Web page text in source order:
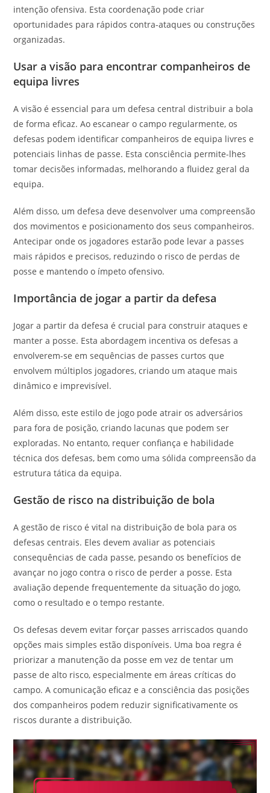
intenção ofensiva. Esta coordenação pode criar
oportunidades para rápidos contra-ataques ou construções
organizadas.
Usar a visão para encontrar companheiros de
equipa livres
A visão é essencial para um defesa central distribuir a bola
de forma eficaz. Ao escanear o campo regularmente, os
defesas podem identificar companheiros de equipa livres e
potenciais linhas de passe. Esta consciência permite-lhes
tomar decisões informadas, melhorando a fluidez geral da
equipa.
Além disso, um defesa deve desenvolver uma compreensão
dos movimentos e posicionamento dos seus companheiros.
Antecipar onde os jogadores estarão pode levar a passes
mais rápidos e precisos, reduzindo o risco de perdas de
posse e mantendo o ímpeto ofensivo.
Importância de jogar a partir da defesa
Jogar a partir da defesa é crucial para construir ataques e
manter a posse. Esta abordagem incentiva os defesas a
envolverem-se em sequências de passes curtos que
envolvem múltiplos jogadores, criando um ataque mais
dinâmico e imprevisível.
Além disso, este estilo de jogo pode atrair os adversários
para fora de posição, criando lacunas que podem ser
exploradas. No entanto, requer confiança e habilidade
técnica dos defesas, bem como uma sólida compreensão da
estrutura tática da equipa.
Gestão de risco na distribuição de bola
A gestão de risco é vital na distribuição de bola para os
defesas centrais. Eles devem avaliar as potenciais
consequências de cada passe, pesando os benefícios de
avançar no jogo contra o risco de perder a posse. Esta
avaliação depende frequentemente da situação do jogo,
como o resultado e o tempo restante.
Os defesas devem evitar forçar passes arriscados quando
opções mais simples estão disponíveis. Uma boa regra é
priorizar a manutenção da posse em vez de tentar um
passe de alto risco, especialmente em áreas críticas do
campo. A comunicação eficaz e a consciência das posições
dos companheiros podem reduzir significativamente os
riscos durante a distribuição.